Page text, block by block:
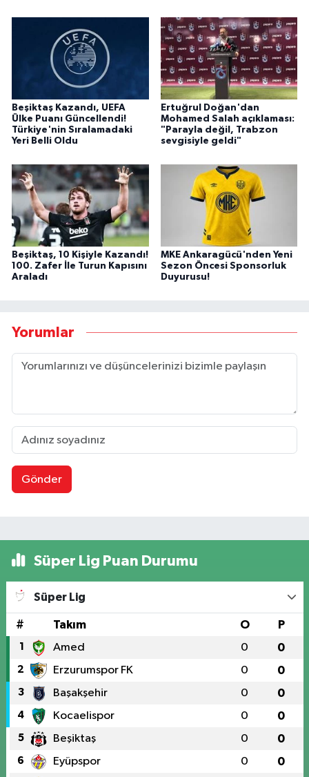
Beşiktaş Kazandı, UEFA
Ülke Puanı Güncellendi!
Türkiye'nin Sıralamadaki
Yeri Belli Oldu
Ertuğrul Doğan'dan
Mohamed Salah açıklaması:
"Parayla değil, Trabzon
sevgisiyle geldi"
Beşiktaş, 10 Kişiyle Kazandı!
100. Zafer İle Turun Kapısını
Araladı
MKE Ankaragücü'nden Yeni
Sezon Öncesi Sponsorluk
Duyurusu!
Yorumlar
Gönder
Süper Lig Puan Durumu
Süper Lig
# Takım O P
1 Amed 0 0
2 Erzurumspor FK 0 0
3 Başakşehir 0 0
4 Kocaelispor 0 0
5 Beşiktaş 0 0
6 Eyüpspor 0 0